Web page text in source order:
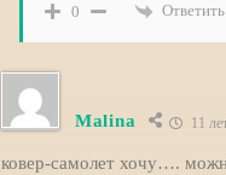
0 Ответить
Malina 11
ковер-самолет хочу….